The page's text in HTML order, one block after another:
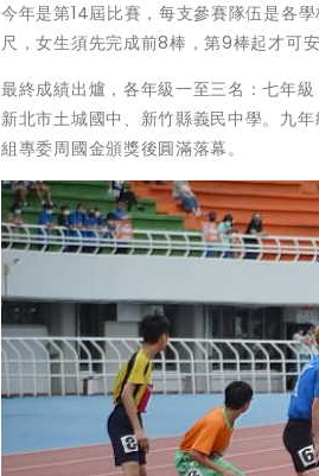
今年是第14屆比賽，每支參賽隊伍是各
尺，女生須先完成前8棒，第9棒起才可
最終成績出爐，各年級一至三名：七年
新北市土城國中、新竹縣義民中學。九
組專委周國金頒獎後圓滿落幕。